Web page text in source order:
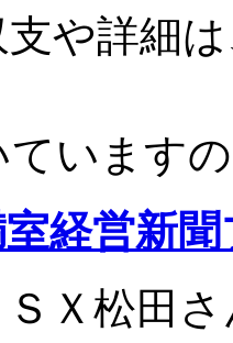
や詳細
ています
室経営新
Ｘ松田